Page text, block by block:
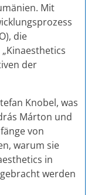
Mit
die
der
Knobel, was
Márton und
von
warum sie
in
werden